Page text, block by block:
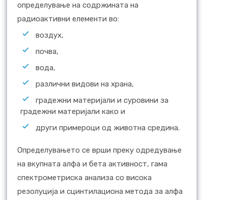
определување на содржината на
радиоактивни елементи во:
воздух,
почва,
вода,
различни видови на храна,
градежни материјали и суровини за
градежни материјали како и
други примероци од животна средина.
Определувањето се врши преку одредување
на вкупната алфа и бета активност, гама
спектрометриска анализа со висока
резолуција и сцинтилациона метода за алфа